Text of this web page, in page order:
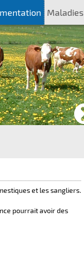
Maladies
et les sangliers.
pourrait avoir des